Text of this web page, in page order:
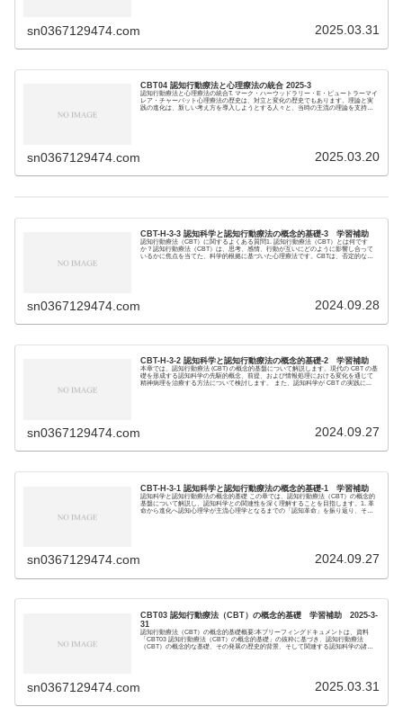
sn0367129474.com 2025.03.31
CBT04 認知行動療法と心理療法の統合 2025-3
認知行動療法と心理療法の統合T. マーク・ハーウッドラリー・E・ビュートラーマイ
レア・チャーバット心理療法の歴史は、対立と変化の歴史でもあります。理論と実
践の進化は、新しい考え方を導入しようとする人々と、当時の主流の理論を支持す
sn0367129474.com 2025.03.20
CBT-H-3-3 認知科学と認知行動療法の概念的基礎-3 学習補助
認知行動療法（CBT）に関するよくある質問1. 認知行動療法（CBT）とは何です
か？認知行動療法（CBT）は、思考、感情、行動が互いにどのように影響し合って
いるかに焦点を当てた、科学的根拠に基づいた心理療法です。CBTは、否定的な思
sn0367129474.com 2024.09.28
CBT-H-3-2 認知科学と認知行動療法の概念的基礎-2 学習補助
本章では、認知行動療法 (CBT) の概念的基盤について解説します。現代の CBT の基
礎を形成する認知科学の先駆的概念、前提、および情報処理における変化を通じて
精神病理を治療する方法について検討します。 また、認知科学が CBT の実践に...
sn0367129474.com 2024.09.27
CBT-H-3-1 認知科学と認知行動療法の概念的基礎-1 学習補助
認知科学と認知行動療法の概念的基礎 この章では、認知行動療法（CBT）の概念的
基盤について解説し、認知科学との関連性を深く理解することを目指します。1. 革
命から進化へ認知心理学が主流心理学となるまでの「認知革命」を振り返り、その
sn0367129474.com 2024.09.27
CBT03 認知行動療法（CBT）の概念的基礎 学習補助 2025-3-
31
認知行動療法（CBT）の概念的基礎概要:本ブリーフィングドキュメントは、資料
「CBT03 認知行動療法（CBT）の概念的基礎」の抜粋に基づき、認知行動療法
（CBT）の概念的な基礎、その発展の歴史的背景、そして関連する認知科学の諸分
sn0367129474.com 2025.03.31